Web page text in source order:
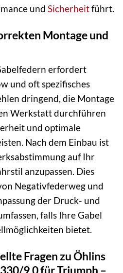
und Sicherheitführt.
Montage und
erfordert
und oft spezifisches
dringend, die Montage
Werkstatt durchführen
und optimale
Nach dem Einbau ist
auf Ihr
anzupassen. Dies
Negativfederweg und
der Druck- und
falls Ihre Gabel
bietet.
Fragen zu Öhlins
9,0 für Triumph –